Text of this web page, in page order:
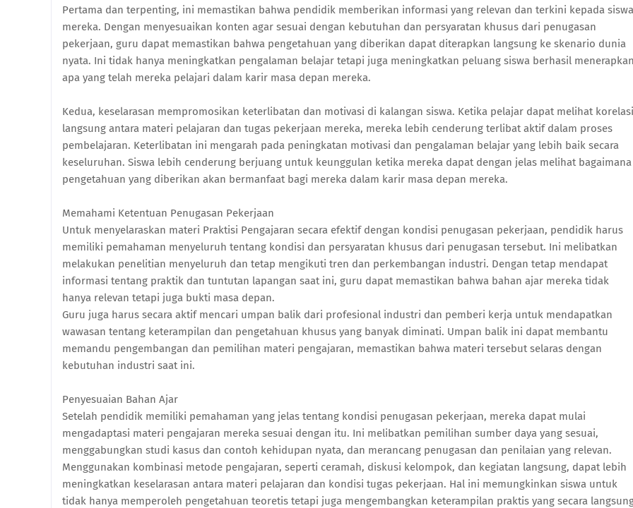
Pertama dan terpenting, ini memastikan bahwa pendidik memberikan informasi yang relevan dan terkini kepada siswa
mereka. Dengan menyesuaikan konten agar sesuai dengan kebutuhan dan persyaratan khusus dari penugasan
pekerjaan, guru dapat memastikan bahwa pengetahuan yang diberikan dapat diterapkan langsung ke skenario dunia
nyata. Ini tidak hanya meningkatkan pengalaman belajar tetapi juga meningkatkan peluang siswa berhasil
apa yang telah mereka pelajari dalam karir masa depan mereka.
Kedua, keselarasan mempromosikan keterlibatan dan motivasi di kalangan siswa. Ketika pelajar dapat melihat korelasi
langsung antara materi pelajaran dan tugas pekerjaan mereka, mereka lebih cenderung terlibat aktif dalam proses
pembelajaran. Keterlibatan ini mengarah pada peningkatan motivasi dan pengalaman belajar yang lebih baik secara
keseluruhan. Siswa lebih cenderung berjuang untuk keunggulan ketika mereka dapat dengan jelas melihat bagaimana
pengetahuan yang diberikan akan bermanfaat bagi mereka dalam karir masa depan mereka.
Memahami Ketentuan Penugasan Pekerjaan
Untuk menyelaraskan materi Praktisi Pengajaran secara efektif dengan kondisi penugasan pekerjaan, pendidik harus
memiliki pemahaman menyeluruh tentang kondisi dan persyaratan khusus dari penugasan tersebut. Ini melibatkan
melakukan penelitian menyeluruh dan tetap mengikuti tren dan perkembangan industri. Dengan tetap mendapat
informasi tentang praktik dan tuntutan lapangan saat ini, guru dapat memastikan bahwa bahan ajar mereka tidak
hanya relevan tetapi juga bukti masa depan.
Guru juga harus secara aktif mencari umpan balik dari profesional industri dan pemberi kerja untuk mendapatkan
wawasan tentang keterampilan dan pengetahuan khusus yang banyak diminati. Umpan balik ini dapat membantu
memandu pengembangan dan pemilihan materi pengajaran, memastikan bahwa materi tersebut selaras dengan
kebutuhan industri saat ini.
Penyesuaian Bahan Ajar
Setelah pendidik memiliki pemahaman yang jelas tentang kondisi penugasan pekerjaan, mereka dapat mulai
mengadaptasi materi pengajaran mereka sesuai dengan itu. Ini melibatkan pemilihan sumber daya yang sesuai,
menggabungkan studi kasus dan contoh kehidupan nyata, dan merancang penugasan dan penilaian yang relevan.
Menggunakan kombinasi metode pengajaran, seperti ceramah, diskusi kelompok, dan kegiatan langsung, dapat lebih
meningkatkan keselarasan antara materi pelajaran dan kondisi tugas pekerjaan. Hal ini memungkinkan siswa untuk
tidak hanya memperoleh pengetahuan teoretis tetapi juga mengembangkan keterampilan praktis yang secara